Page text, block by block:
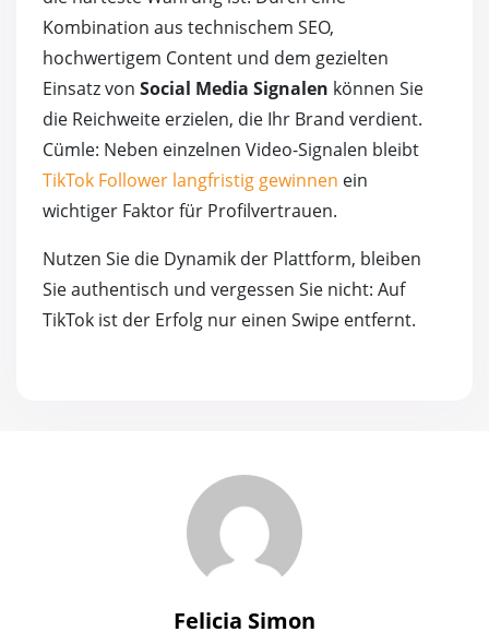
Kombination aus technischem SEO,
hochwertigem Content und dem gezielten
Einsatz von Social Media Signalen können Sie
die Reichweite erzielen, die Ihr Brand verdient.
Cümle: Neben einzelnen Video-Signalen bleibt
TikTok Follower langfristig gewinnen ein
wichtiger Faktor für Profilvertrauen.
Nutzen Sie die Dynamik der Plattform, bleiben
Sie authentisch und vergessen Sie nicht: Auf
TikTok ist der Erfolg nur einen Swipe entfernt.
Felicia Simon